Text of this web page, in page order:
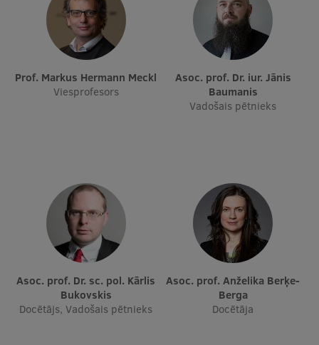
Prof. Markus Hermann Meckl
Viesprofesors
Asoc. prof. Dr. iur. Jānis
Baumanis
Vadošais pētnieks
Asoc. prof. Dr. sc. pol. Kārlis
Bukovskis
Docētājs, Vadošais pētnieks
Asoc. prof. Anželika Berķe-
Berga
Docētāja